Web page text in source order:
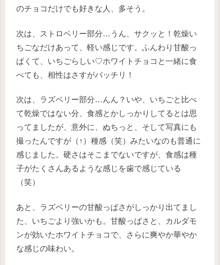
のチョコだけでも好きな人、多そう。
次は、ストロベリー部分…うん、サクッと！乾燥い
ちごなだけあって、軽い感じです。ふんわり甘酸っ
ぱくて、いちごらしい♡ホワイトチョコと一緒に食
べても、相性はさすがバッチリ！
次は、ラズベリー部分…んん？いや、いちごと比べ
て乾燥ではない分、食感とかしっかりしてるとは思
ってましたが、意外に、ぬちっと、そして写真にも
撮ったんですが（↑）種感（笑）みたいなのも普通に
感じました。硬さはそこまでないですが、食感は種
子がたくさんあるような感じを歯で感じている
（笑）
あと、ラズベリーの甘酸っぱさがしっかり出てまし
た、いちごより強いかも。甘酸っぱさと、カルダモ
ンが効いたホワイトチョコで、さらに爽やか華やか
な感じの味わい。